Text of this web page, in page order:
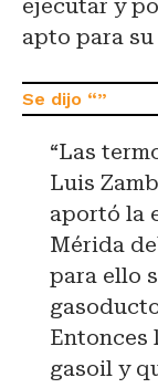
ejecutar y
apto para
“Las
Luis
aportó la
Mérida
para ello
Entonces
gasoil y